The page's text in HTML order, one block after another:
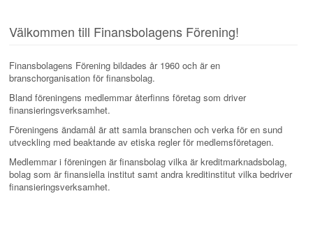
Välkommen till Finansbolagens Förening!
Finansbolagens Förening bildades år 1960 och är en
branschorganisation för finansbolag.
Bland föreningens medlemmar återfinns företag som driver
finansieringsverksamhet.
Föreningens ändamål är att samla branschen och verka för en sund
utveckling med beaktande av etiska regler för medlemsföretagen.
Medlemmar i föreningen är finansbolag vilka är kreditmarknadsbolag,
bolag som är finansiella institut samt andra kreditinstitut vilka bedriver
finansieringsverksamhet.